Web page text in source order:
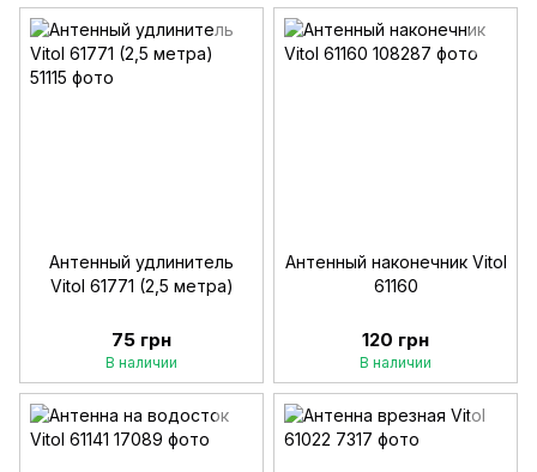
Антенный удлинитель
Vitol 61771 (2,5 метра)
75 грн
В наличии
Антенный наконечник Vitol
61160
120 грн
В наличии